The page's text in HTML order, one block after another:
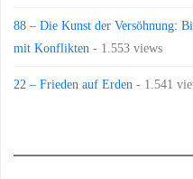
88 – Die Kunst der Versöhnung:
mit Konflikten - 1.553 views
22 – Frieden auf Erden - 1.541